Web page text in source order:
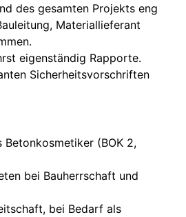
des gesamten Projekts eng
Materiallieferant
eigenständig Rapporte.
Sicherheitsvorschriften
Betonkosmetiker (BOK 2,
bei Bauherrschaft und
bei Bedarf als